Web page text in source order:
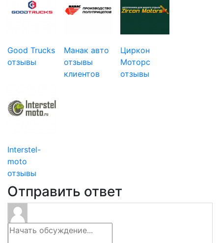
Good Trucks
отзывы
Манак авто
отзывы
клиентов
Циркон
Моторс
отзывы
Interstel-
moto
отзывы
Отправить ответ